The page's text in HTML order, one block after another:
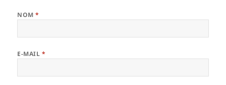
NOM*
E-MAIL *